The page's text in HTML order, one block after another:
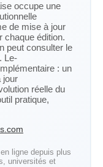
occupe une
de mise à jour
chaque édition.
peut consulter le
. Le-
: un
jour
réelle du
pratique,
ligne depuis plus
universités et